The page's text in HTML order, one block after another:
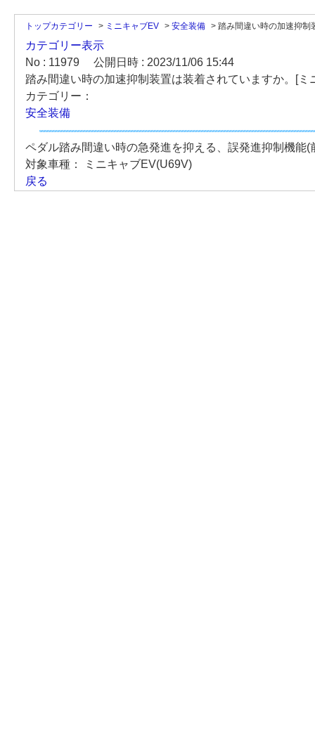
トップカテゴリー > ミニキャブEV > 安全装備 > 踏み間違い時の加速抑制
カテゴリー表示
No : 11979
公開日時 : 2023/11/06 15:44
踏み間違い時の加速抑制装置は装着されていますか。[ミ
カテゴリー：
安全装備
ペダル踏み間違い時の急発進を抑える、誤発進抑制機能
対象車種：
ミニキャブEV(U69V)
戻る